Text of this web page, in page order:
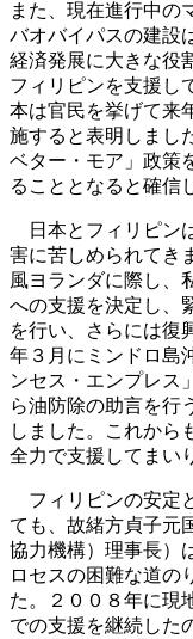
また、現在進行中の
バオバイパスの建設
経済発展に大きな役
フィリピンを支援し
本は官民を挙げて来
施すると表明しまし
ベター・モア」政策
ることとなると確信
日本とフィリピン
害に苦しめられてき
風ヨランダに際し、
への支援を決定し、
を行い、さらには復
年３月にミンドロ島
ンセス・エンプレス
ら油防除の助言を行
しました。これから
全力で支援してまい
フィリピンの安定
ても、故緒方貞子元
協力機構）理事長）
ロセスの困難な道の
た。２００８年に現
での支援を継続した